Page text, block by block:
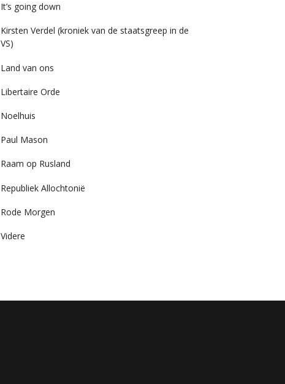
It’s going down
Kirsten Verdel (kroniek van de staatsgreep in de
VS)
Land van ons
Libertaire Orde
Noelhuis
Paul Mason
Raam op Rusland
Republiek Allochtonië
Rode Morgen
Videre